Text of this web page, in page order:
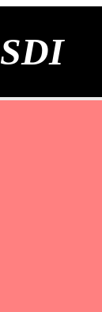
SDI